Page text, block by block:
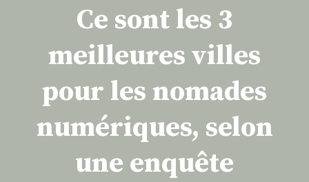
Ce sont les 3
meilleures villes
pour les nomades
numériques, selon
une enquête